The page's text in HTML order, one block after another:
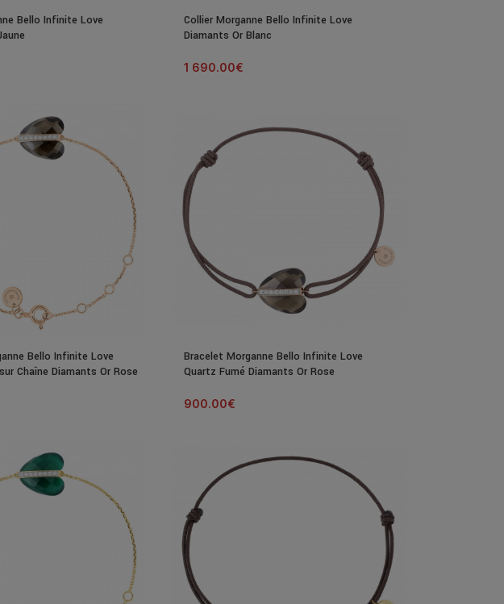
Bello Infinite Love
Collier Morganne Bello Infinite Love
Diamants Or Blanc
1 690.00€
Bello Infinite Love
Chaîne Diamants Or Rose
Bracelet Morganne Bello Infinite Love
Quartz Fumé Diamants Or Rose
900.00€